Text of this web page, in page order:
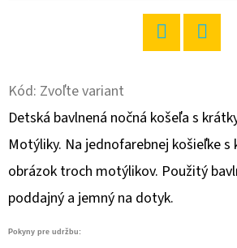
Kód: Zvoľte variant
Detská bavlnená nočná košeľa s
Motýliky. Na jednofarebnej košieľke
obrázok troch motýlikov. Použitý
poddajný a jemný na dotyk.
Pokyny pre udržbu:
Ú
Č
A
M
E
NOČNÁ